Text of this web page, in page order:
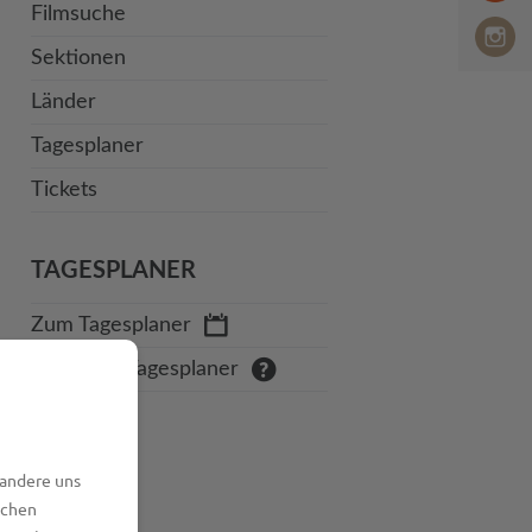
Filmsuche
Sektionen
Länder
Tagesplaner
Tickets
TAGESPLANER
Zum Tagesplaner
Hilfe zum Tagesplaner
uns